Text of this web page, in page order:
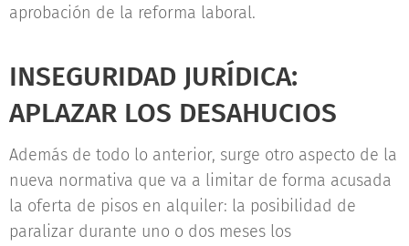
aprobación de la reforma laboral.
INSEGURIDAD JURÍDICA:
APLAZAR LOS DESAHUCIOS
Además de todo lo anterior, surge otro aspecto de la
nueva normativa que va a limitar de forma acusada
la oferta de pisos en alquiler: la posibilidad de
paralizar durante uno o dos meses los